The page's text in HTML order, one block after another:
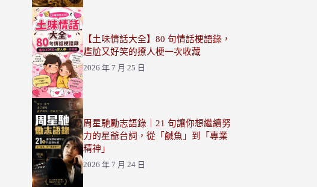
【土味情話大全】80 句情話梗語錄，
尷尬又好笑的撩人梗一次收藏
2026 年 7 月 25 日
周星馳勵志語錄｜21 句讓你想繼續努
力的星爺台詞，從「鹹魚」到「專業
精神」
2026 年 7 月 24 日